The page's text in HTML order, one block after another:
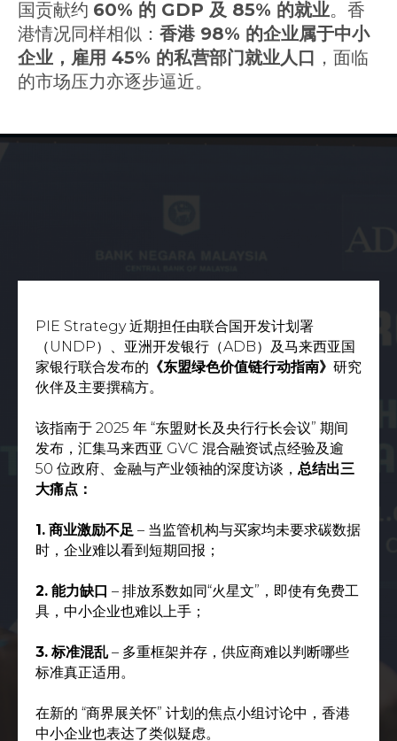
国贡献约 60% 的 GDP 及 85% 的就业。香
港情况同样相似： 香港 98% 的企业属于中小
企业，雇用 45% 的私营部门就业人口 ，面临
的市场压力亦逐步逼近。
PIE Strategy 近期担任由联合国开发计划署
（UNDP）、亚洲开发银行（ADB）及马来西亚国
家银行联合发布的 《东盟绿色价值链行动指南》 研究
伙伴及主要撰稿方。
该指南于 2025 年 “东盟财长及央行行长会议” 期间
发布，汇集马来西亚 GVC 混合融资试点经验及逾
50 位政府、金融与产业领袖的深度访谈， 总结出三
大痛点：
1. 商业激励不足 – 当监管机构与买家均未要求碳数据
时，企业难以看到短期回报；
2. 能力缺口 – 排放系数如同“火星文”，即使有免费工
具，中小企业也难以上手；
3. 标准混乱 – 多重框架并存，供应商难以判断哪些
标准真正适用。
在新的 “商界展关怀” 计划的焦点小组讨论中，香港
中小企业也表达了类似疑虑。